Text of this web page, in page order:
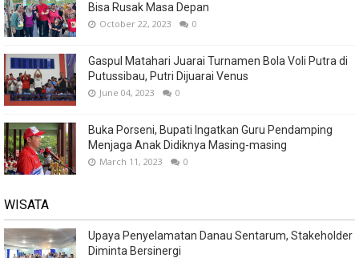
Bisa Rusak Masa Depan
October 22, 2023 0
Gaspul Matahari Juarai Turnamen Bola Voli Putra di
Putussibau, Putri Dijuarai Venus
June 04, 2023 0
Buka Porseni, Bupati Ingatkan Guru Pendamping
Menjaga Anak Didiknya Masing-masing
March 11, 2023 0
WISATA
Upaya Penyelamatan Danau Sentarum, Stakeholder
Diminta Bersinergi